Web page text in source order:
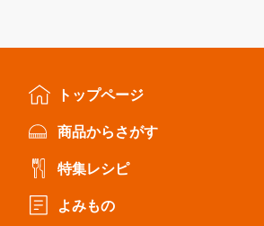
トップページ
商品からさがす
特集レシピ
よみもの